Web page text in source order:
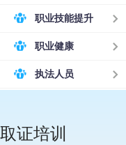
职业技能提升
职业健康
执法人员
取证培训